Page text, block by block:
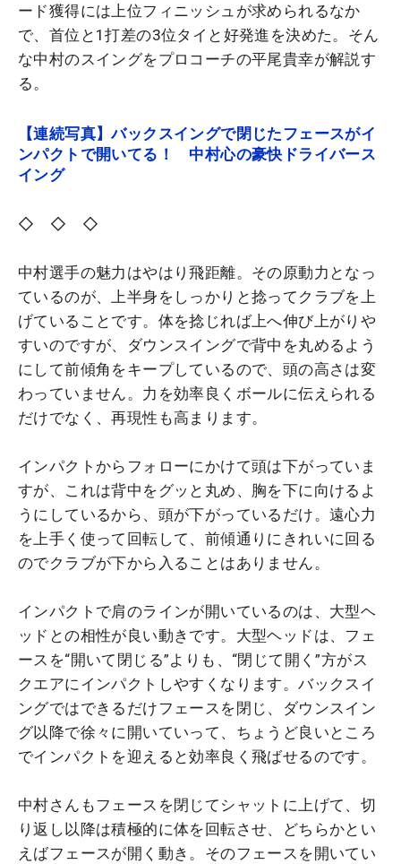
ード獲得には上位フィニッシュが求められるなか
で、首位と1打差の3位タイと好発進を決めた。そん
な中村のスイングをプロコーチの平尾貴幸が解説す
る。
【連続写真】バックスイングで閉じたフェースがイ
ンパクトで開いてる！ 中村心の豪快ドライバース
イング
◇ ◇ ◇
中村選手の魅力はやはり飛距離。その原動力となっ
ているのが、上半身をしっかりと捻ってクラブを上
げていることです。体を捻じれば上へ伸び上がりや
すいのですが、ダウンスイングで背中を丸めるよう
にして前傾角をキープしているので、頭の高さは変
わっていません。力を効率良くボールに伝えられる
だけでなく、再現性も高まります。
インパクトからフォローにかけて頭は下がっていま
すが、これは背中をグッと丸め、胸を下に向けるよ
うにしているから、頭が下がっているだけ。遠心力
を上手く使って回転して、前傾通りにきれいに回る
のでクラブが下から入ることはありません。
インパクトで肩のラインが開いているのは、大型ヘ
ッドとの相性が良い動きです。大型ヘッドは、フェ
ースを“開いて閉じる”よりも、“閉じて開く”方がス
クエアにインパクトしやすくなります。バックスイ
ングではできるだけフェースを閉じ、ダウンスイン
グ以降で徐々に開いていって、ちょうど良いところ
でインパクトを迎えると効率良く飛ばせるのです。
中村さんもフェースを閉じてシャットに上げて、切
り返し以降は積極的に体を回転させ、どちらかとい
えばフェースが開く動き。そのフェースを開いてい